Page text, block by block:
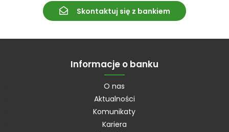
Skontaktuj się z bankiem
Informacje o banku
O nas
Aktualności
Komunikaty
Kariera